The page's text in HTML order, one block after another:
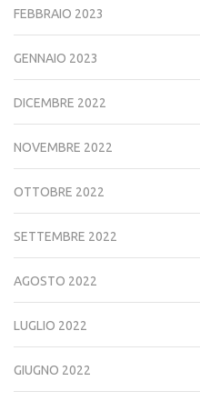
FEBBRAIO 2023
GENNAIO 2023
DICEMBRE 2022
NOVEMBRE 2022
OTTOBRE 2022
SETTEMBRE 2022
AGOSTO 2022
LUGLIO 2022
GIUGNO 2022